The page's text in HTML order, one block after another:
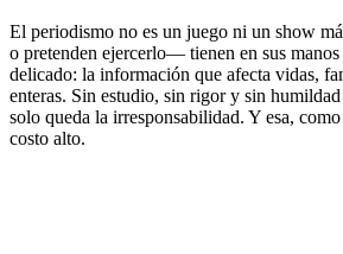
El periodismo no es un juego ni un show
o pretenden ejercerlo— tienen en sus
delicado: la información que afecta vidas,
enteras. Sin estudio, sin rigor y sin
solo queda la irresponsabilidad. Y esa,
costo alto.